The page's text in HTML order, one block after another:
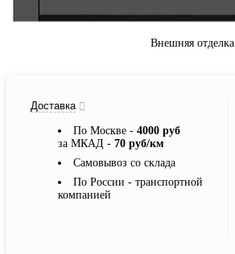
Внешняя отделка
Доставка
По Москве - 4000 руб
за МКАД - 70 руб/км
Самовывоз со склада
По России - транспортной
компанией